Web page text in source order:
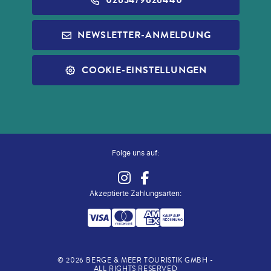
INFOS ZUR PAUSCHALREISE
REISECHECKLISTE
REISEFÜHRER
ALLE SERVICES
ZUG ZUM FLUG
ALDI MUSIC
ALDI NORD
NEWSLETTER-ANMELDUNG
COOKIE-EINSTELLUNGEN
Akzeptierte Zahlungsarten:
Folge uns auf:
©2026 BERGE & MEER TOURISTIK GMBH -
ALL RIGHTS RESERVED